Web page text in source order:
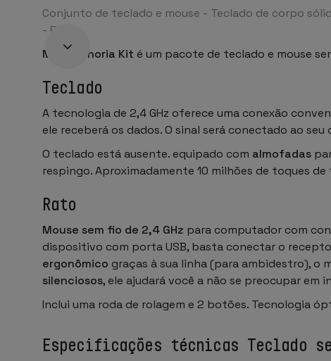
Conjunto de teclado e mouse - Teclado de corpo
- Preto
NGS Euphoria Kit é um pacote de teclado e mouse
Teclado
A tecnologia de 2,4 GHz oferece uma conexão
ele receberá os dados. O sinal será conectado ao
O teclado está ausente. equipado com almofadas
respingo. Aproximadamente 10 milhões de toques
Rato
Mouse sem fio de 2,4 GHz para computador com
dispositivo com porta USB, basta conectar o
ergonômico graças à sua linha (para ambidestro), o
silenciosos, ele ajudará você a não se preocupar em
Inclui uma roda de rolagem e 2 botões. Tecnologia
Especificações técnicas Teclado